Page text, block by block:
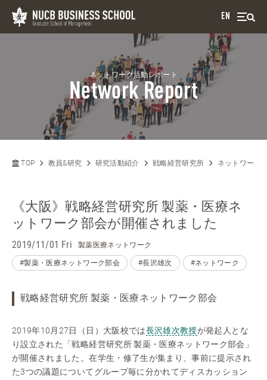
EN
ネットワーク活動レポート
Network Report
TOP 教員&研究 研究活動紹介 戦略経営研究所 ネットワーク
《大阪》戦略経営研究所 製薬・医療ネ
ットワーク部会が開催されました
2019/11/01 Fri 製薬医療ネットワーク
#製薬・医療ネットワーク部会 #長沢雄次 #ネットワーク
戦略経営研究所 製薬・医療ネットワーク部会
2019年10月27日（日）大阪校では長沢雄次教授が発起人とな
り設立された「戦略経営研究所 製薬・医療ネットワーク部会」
が開催されました。在学生・修了生が集まり、事前に提示され
た3つの議題についてグループ毎に分かれてディスカッション